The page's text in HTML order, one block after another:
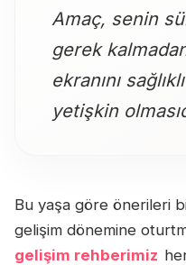
Amaç, senin
gerek
ekranını
yetişkin
Bu yaşa göre önerileri
gelişim dönemine
gelişim rehberimiz